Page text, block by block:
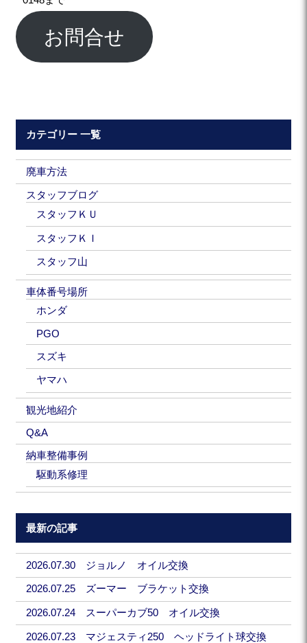
お問合せ
カテゴリー 一覧
廃車方法
スタッフブログ
スタッフＫＵ
スタッフＫＩ
スタッフ山
車体番号場所
ホンダ
PGO
スズキ
ヤマハ
観光地紹介
Q&A
納車整備事例
駆動系修理
最新の記事
2026.07.30 ジョルノ オイル交換
2026.07.25 ズーマー ブラケット交換
2026.07.24 スーパーカブ50 オイル交換
2026.07.23 マジェスティ250 ヘッドライト球交換